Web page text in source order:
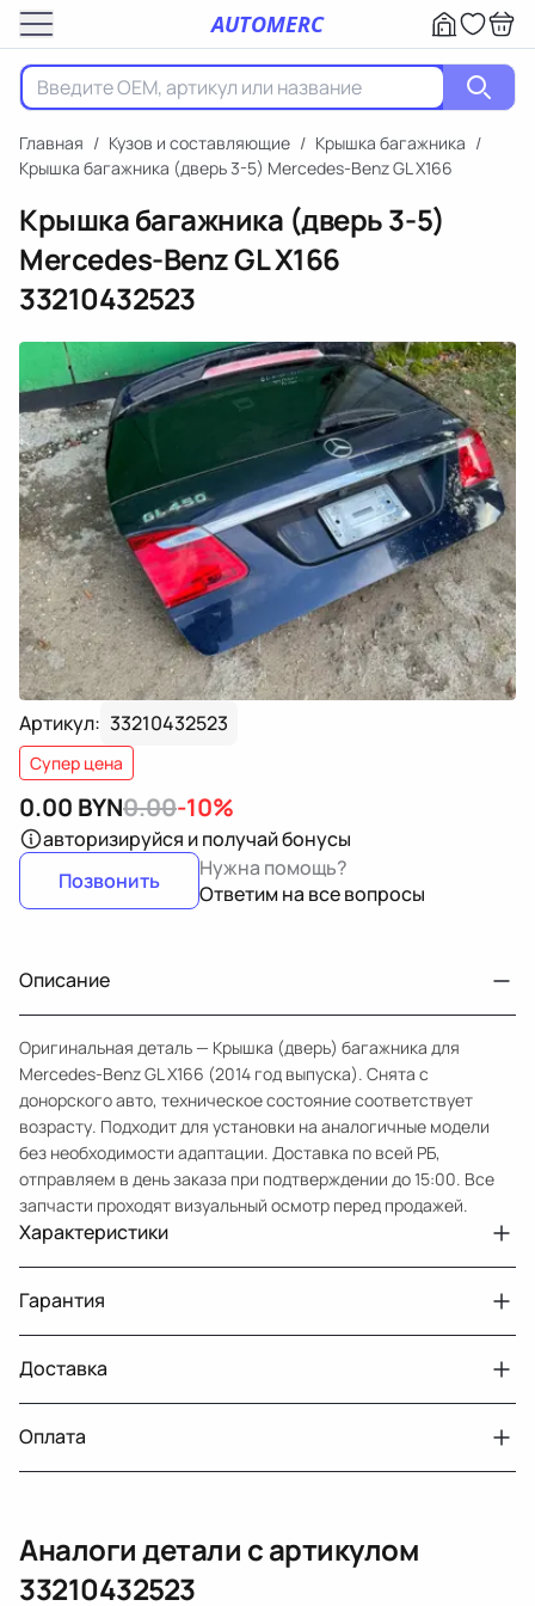
AUTOMERC
Главная / Кузов и составляющие / Крышка багажника /
Крышка багажника (дверь 3-5) Mercedes-Benz GL X166
Крышка багажника (дверь 3-5)
Mercedes-Benz GL X166
33210432523
Артикул: 33210432523
Супер цена
0.00 BYN0.00-10%
авторизируйся и получай бонусы
Позвонить
Нужна помощь?
Ответим на все вопросы
Описание
Оригинальная деталь — Крышка (дверь) багажника для
Mercedes-Benz GL X166 (2014 год выпуска). Снята с
донорского авто, техническое состояние соответствует
возрасту. Подходит для установки на аналогичные модели
без необходимости адаптации. Доставка по всей РБ,
отправляем в день заказа при подтверждении до 15:00. Все
запчасти проходят визуальный осмотр перед продажей.
Характеристики
Примечание
без комплектующих
Авто
MercedesBenz GL X166
Год
2014
Тег
Мерседес Бенс ГЛ
Гарантия
Двигатели с навесным или без навесного
оборудования
30 дней
Датчик давления топлива, насос
топлива, ТНВД (бензин, дизель), форсунка
бензиновая (дизельная) механическая
(электрическая), инжектор
14 дней
Доставка
Оплата
Оплата онлайн
Аналоги детали с артикулом
33210432523